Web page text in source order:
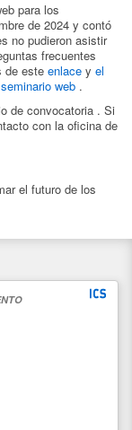
para los
de 2024 y contó
no pudieron asistir
frecuentes
de este enlace y el
web .
de convocatoria . Si
con la oficina de
el futuro de los